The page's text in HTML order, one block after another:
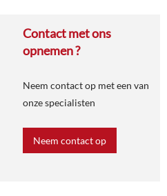
Contact met ons
opnemen ?
Neem contact op met een van
onze specialisten
Neem contact op